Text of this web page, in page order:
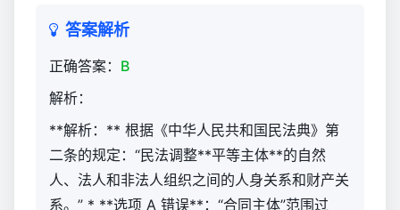
答案解析
正确答案： B
解析：
**解析：** 根据《中华人民共和国民法典》第
二条的规定：“民法调整**平等主体**的自然
人、法人和非法人组织之间的人身关系和财产关
系。” * **选项 A 错误**：“合同主体”范围过